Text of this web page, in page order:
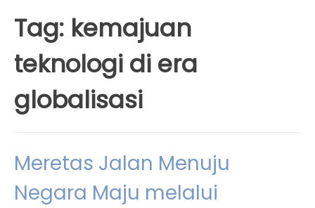
Tag: kemajuan
teknologi di era
globalisasi
Meretas Jalan Menuju
Negara Maju melalui